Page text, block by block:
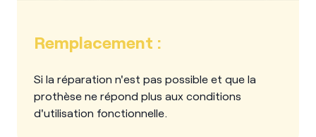
Remplacement :
Si la réparation n'est pas possible et que la
prothèse ne répond plus aux conditions
d'utilisation fonctionnelle.